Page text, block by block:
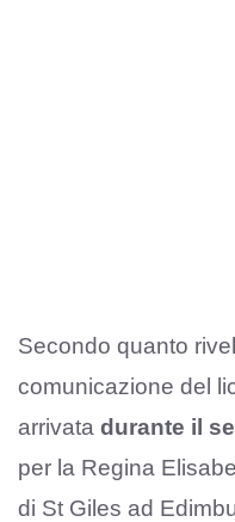
Secondo quanto
comunicazione del
arrivata durante il
per la Regina
di St Giles ad